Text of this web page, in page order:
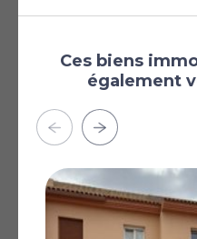
Valence, Espagne
AFFICHER
Ces biens
également